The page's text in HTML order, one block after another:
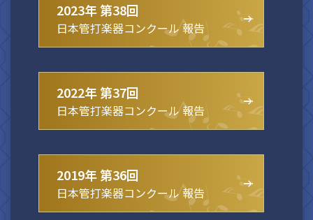
2023年 第38回
日本管打楽器コンクール 報告
2022年 第37回
日本管打楽器コンクール 報告
2019年 第36回
日本管打楽器コンクール 報告